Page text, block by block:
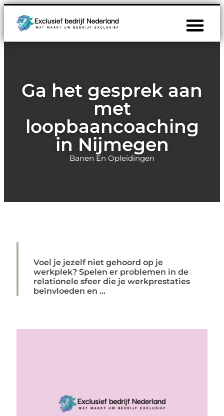
Ga het gesprek aan
met
loopbaancoaching
in Nijmegen
Banen En Opleidingen
Voel je jezelf niet gehoord op je
werkplek? Spelen er problemen in de
relationele sfeer die je werkprestaties
beïnvloeden en ...